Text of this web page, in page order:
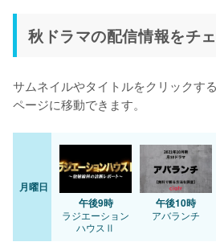
秋ドラマの配信情報をチ
サムネイルやタイトルをクリックす
ページに移動できます。
月曜日
午後9時
ラジエーション
ハウスⅡ
午後10時
アバランチ